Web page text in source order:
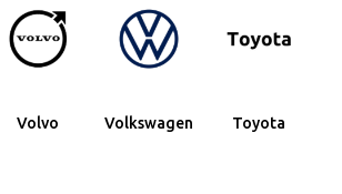
Volvo Volkswagen Toyota